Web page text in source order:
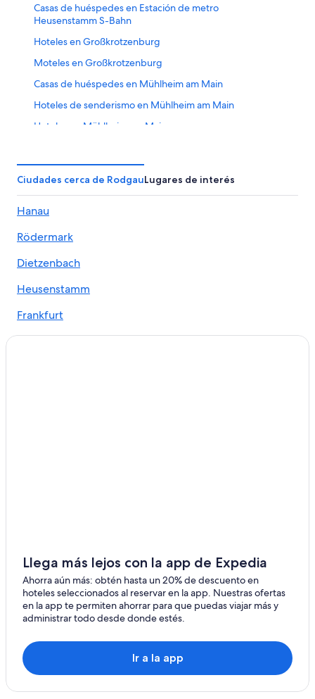
Casas de huéspedes en Estación de metro
Heusenstamm S-Bahn
Hoteles en Großkrotzenburg
Moteles en Großkrotzenburg
Casas de huéspedes en Mühlheim am Main
Hoteles de senderismo en Mühlheim am Main
Hoteles en Mühlheim am Main
Hoteles cerca de Estación de tren de Rödermark Ober
Roden
Dudenhofen S-Bahn
Hoteles de Meininger en Münster
Hoteles en Münster
Hoteles con spa en Offenbach am Main
Bahn
Hoteles con bar en Lämmerspiel
Hoteles de Melia en Lämmerspiel
Hoteles 3 estrellas en Babenhausen
Ciudades cerca de RodgauLugares de interés
Hanau
Rödermark
Dietzenbach
Heusenstamm
Frankfurt
Babenhausen
Llega más lejos con la app de Expedia
Ahorra aún más: obtén hasta un 20% de descuento en
hoteles seleccionados al reservar en la app. Nuestras ofertas
en la app te permiten ahorrar para que puedas viajar más y
administrar todo desde donde estés.
Ir a la app